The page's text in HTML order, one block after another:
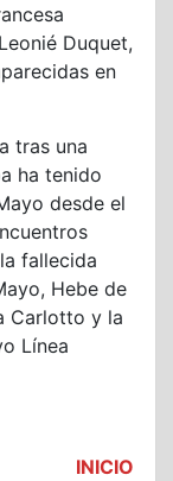
Duquet,
en
tras una
ha tenido
desde el
fallecida
Hebe de
Carlotto y la
Línea
INICIO